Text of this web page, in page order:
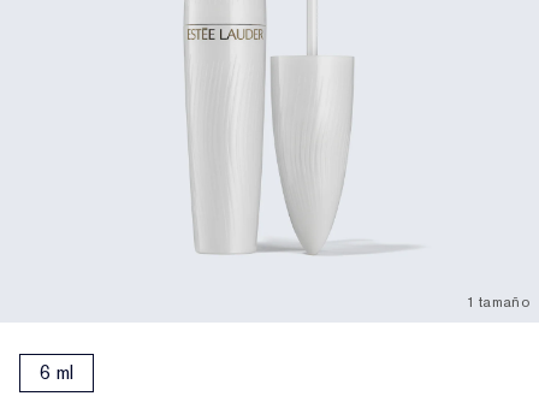
1 tamaño
6 ml